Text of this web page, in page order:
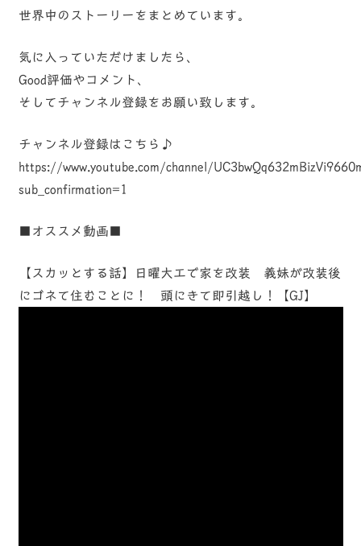
世界中のストーリーをまとめています。
気に入っていただけましたら、
Good評価やコメント、
そしてチャンネル登録をお願い致します。
チャンネル登録はこちら♪
https://www.youtube.com/channel/
sub_confirmation=1
■オススメ動画■
【スカッとする話】日曜大工で家を改装 義妹が改装後
にゴネて住むことに！ 頭にきて即引越し！【GJ】